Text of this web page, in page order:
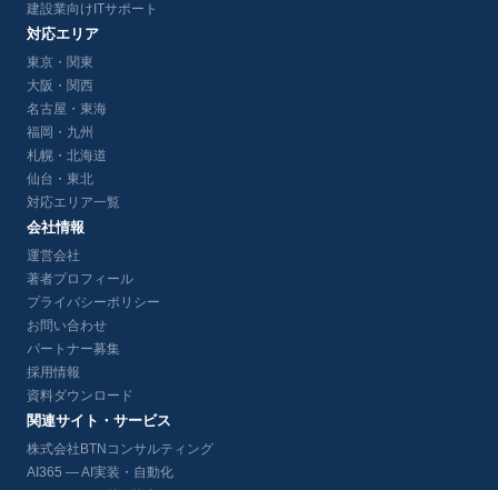
建設業向けITサポート
対応エリア
東京・関東
大阪・関西
名古屋・東海
福岡・九州
札幌・北海道
仙台・東北
対応エリア一覧
会社情報
運営会社
著者プロフィール
プライバシーポリシー
お問い合わせ
パートナー募集
採用情報
資料ダウンロード
関連サイト・サービス
株式会社BTNコンサルティング
AI365 — AI実装・自動化